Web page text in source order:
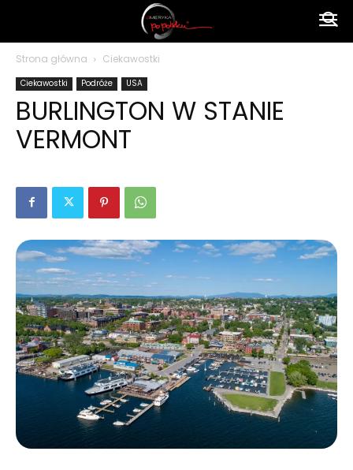
Strona główna Ciekawostki
Ciekawostki Podróże USA
BURLINGTON W STANIE
VERMONT